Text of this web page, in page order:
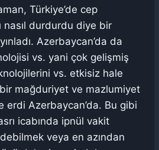
Türkiye’de cep
nasıl durdurdu diye bir
Azerbaycan’da da
vs. yani çok gelişmiş
vs. etkisiz hale
mağduriyet ve mazlumiyet
erdi Azerbaycan’da. Bu gibi
icabında ipnül vakit
veya en azından